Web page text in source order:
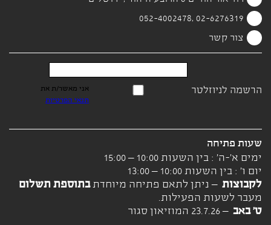
02-6276319 ,052-4002478
צור קשר
הרשמה לניוזלטר
אני מאשר/ת את
תנאי הפרטיות
שעות פתיחה
ימים א'-ה' : בין השעות 10:00 – 15:00
יום ו' : בין השעות 10:00 – 13:00
לקבוצות – ניתן לתאם פתיחה מיוחדתבתוספת תשלום
מעבר לשעות הפעילות.
ט' באב– 23.7.26 המוזיאון סגור